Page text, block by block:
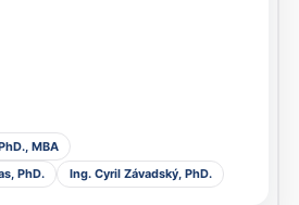
MBA
PhD.
Ing. Cyril Závadský, PhD.